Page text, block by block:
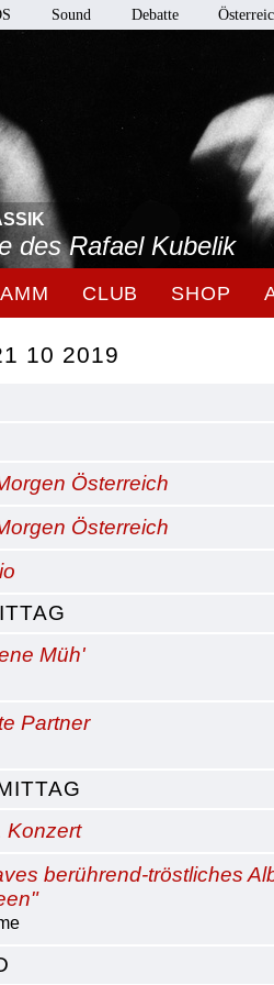
Sound Debatte
des Rafael Kubelik
CLUB SHOP
10 2019
Österreich
Österreich
Müh'
Partner
Konzert
berührend-tröstliches